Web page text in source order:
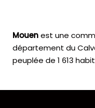
Mouenest une
département du
peuplée de 1 613